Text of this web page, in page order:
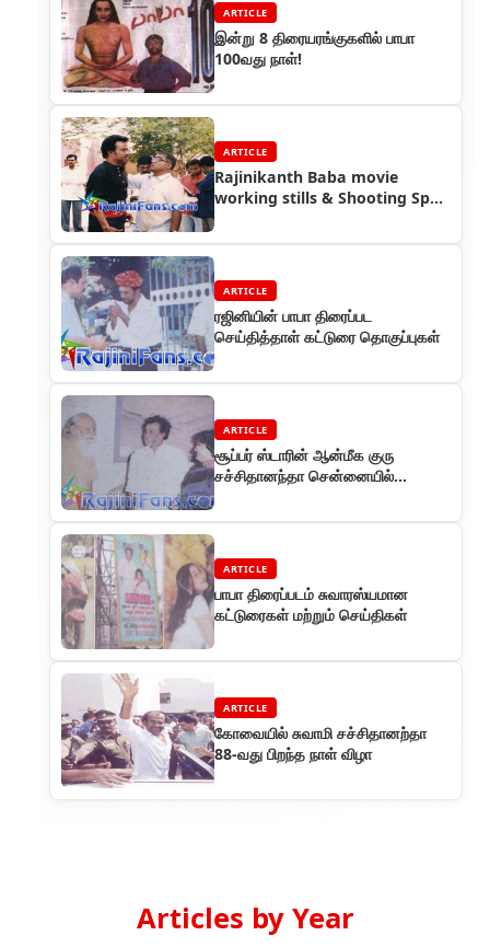
ARTICLE
இன்று 8 திரையரங்குகளில் பாபா
100வது நாள்!
ARTICLE
Rajinikanth Baba movie
working stills & Shooting Spot
ARTICLE
ரஜினியின் பாபா திரைப்பட
செய்தித்தாள் கட்டுரை தொகுப்புகள்
ARTICLE
சூப்பர் ஸ்டாரின் ஆன்மீக குரு
சச்சிதானந்தா சென்னையில்
விரைந்தார்
ARTICLE
பாபா திரைப்படம் சுவாரஸ்யமான
கட்டுரைகள் மற்றும் செய்திகள்
ARTICLE
கோவையில் சுவாமி சச்சிதானற்தா
88-வது பிறந்த நாள் விழா
Articles by Year